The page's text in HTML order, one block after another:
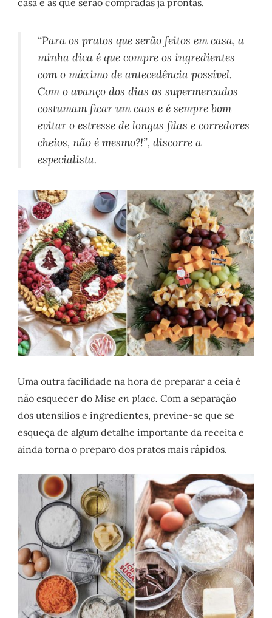
casa e as que serão compradas já prontas.
“Para os pratos que serão feitos em casa, a
minha dica é que compre os ingredientes
com o máximo de antecedência possível.
Com o avanço dos dias os supermercados
costumam ficar um caos e é sempre bom
evitar o estresse de longas filas e corredores
cheios, não é mesmo?!”, discorre a
especialista.
Uma outra facilidade na hora de preparar a ceia é
não esquecer doMise en place. Com a separação
dos utensílios e ingredientes, previne-se que se
esqueça de algum detalhe importante da receita e
ainda torna o preparo dos pratos mais rápidos.